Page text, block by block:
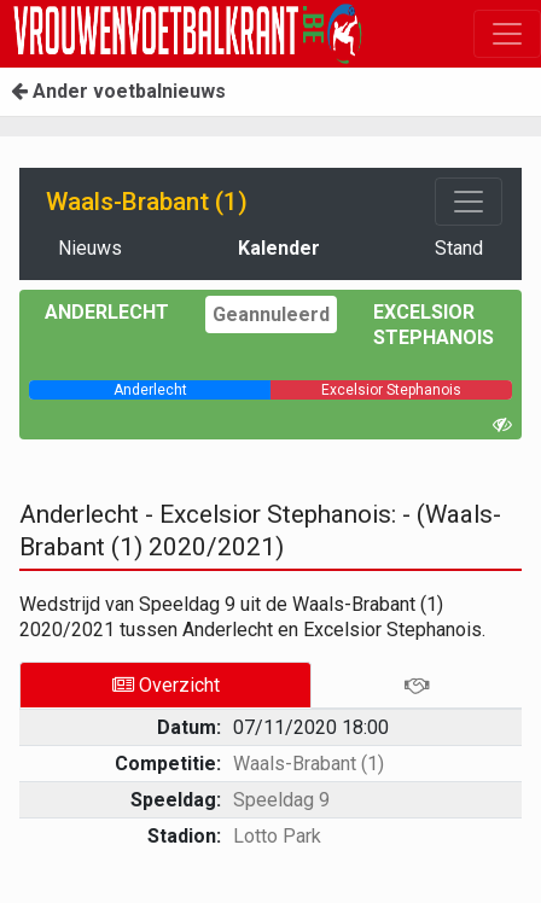
Ander voetbalnieuws
Waals-Brabant (1)
Nieuws Kalender Stand
ANDERLECHT Geannuleerd
EXCELSIOR
STEPHANOIS
Anderlecht Excelsior Stephanois
Anderlecht - Excelsior Stephanois: - (Waals-
Brabant (1) 2020/2021)
Wedstrijd van Speeldag 9 uit de Waals-Brabant (1)
2020/2021 tussen Anderlecht en Excelsior Stephanois.
Overzicht
Datum: 07/11/2020 18:00
Competitie: Waals-Brabant (1)
Speeldag: Speeldag 9
Stadion: Lotto Park